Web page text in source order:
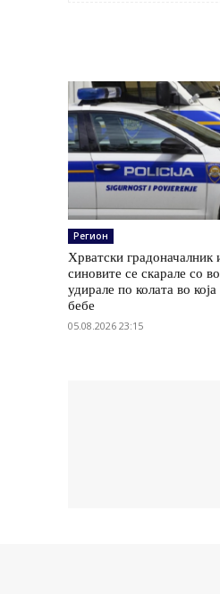
Регион
Хрватски градоначалник
синовите се скарале со
удирале по колата во
бебе
05.08.2026 23:15